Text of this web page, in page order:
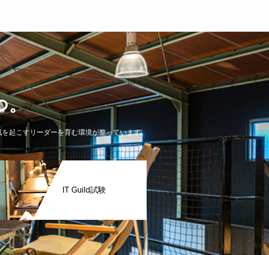
。
を起こすリーダーを育む環境が整っています。
IT Guild試験